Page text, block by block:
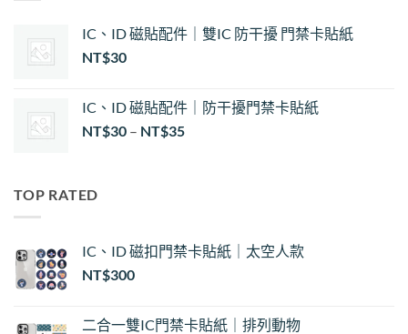
IC、ID 磁貼配件｜雙IC 防干擾 門禁卡貼紙
NT$30
IC、ID 磁貼配件｜防干擾門禁卡貼紙
NT$30 – NT$35價
NT$35
TOP RATED
IC、ID 磁扣門禁卡貼紙｜太空人款
NT$300
二合一雙IC門禁卡貼紙｜排列動物